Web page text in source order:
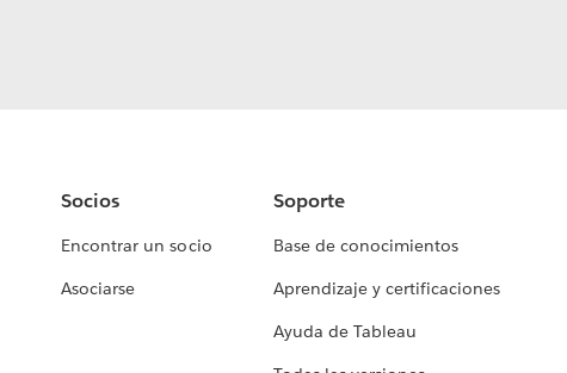
Socios
Encontrar un socio
Asociarse
Soporte
Base de conocimientos
Aprendizaje y certificaciones
Ayuda de Tableau